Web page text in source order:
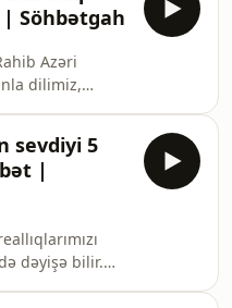
hesabı:
in/parvin-
| Söhbətgah
Azəri
dilimiz,
dilinə
dəstək
əldə
sohbetgah
sevdiyi 5
|
dəyişə bilir.